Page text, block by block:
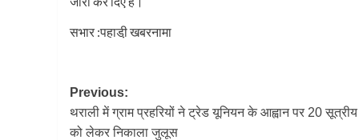
सभार :पहाडी़ खबरनामा
Post
navigation
Previous:
थराली में ग्राम प्रहरियों ने ट्रेड यूनियन के आह्वान पर 20 सूत्रीय
को लेकर निकाला जुलूस